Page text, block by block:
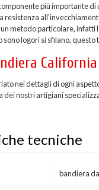
più importante
resistenza
metodo particolare,
logori si sfilano,
nei dettagli di ogni
dei nostri artigiani
tecniche
bandiera